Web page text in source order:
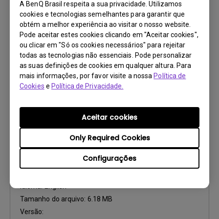
A BenQ Brasil respeita a sua privacidade. Utilizamos
cookies e tecnologias semelhantes para garantir que
obtém a melhor experiência ao visitar o nosso website.
Pode aceitar estes cookies clicando em "Aceitar cookies",
ou clicar em "Só os cookies necessários" para rejeitar
todas as tecnologias não essenciais. Pode personalizar
as suas definições de cookies em qualquer altura. Para
mais informações, por favor visite a nossa Política de
Cookies e Política de Privacidade.
Configurações
Only Required Cookies
Aceitar cookies
Atualizar:2015/04/23
European Portuguese
Tamanho do arquivo:5.39 MB
Versão:
Visualizar
Manual do usuário
User Manual
Tamanho do arquivo: 6.18 MB
Versão: